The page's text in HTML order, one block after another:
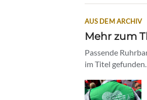
AUS DEM ARCHIV
Mehr zum
Passende
im Titel gefunden.